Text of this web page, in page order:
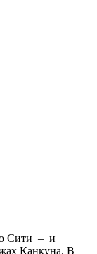
Сити – и
Канкуна. В